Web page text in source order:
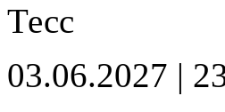
Тесс
03.06.2027 |